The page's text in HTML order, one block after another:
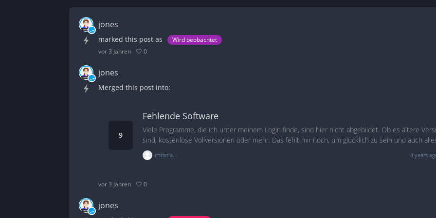
jones
marked this post as
Wird beobachtet
vor 3 Jahren
0
jones
Merged this post into:
9
Fehlende Software
Viele Programme, die ich unter meinem Login finde, sind hier nicht abgebildet. Ob es ältere
sind, kostenlose Vollversionen oder mehr. Das fehlt mir noch, um glücklich zu sein und auch
ich auf der Homepage finde auch hier finden zu können.
christian_team_connect 4 years
vor 3 Jahren 0
jones